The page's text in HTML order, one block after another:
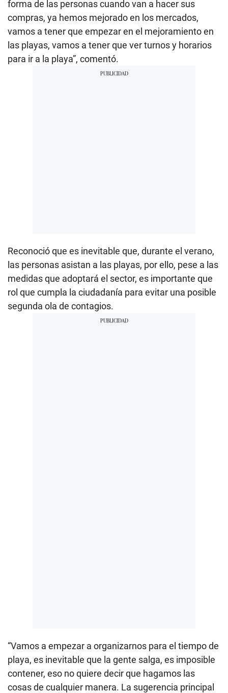
forma de las personas cuando van a hacer sus
compras, ya hemos mejorado en los mercados,
vamos a tener que empezar en el mejoramiento en
las playas, vamos a tener que ver turnos y horarios
para ir a la playa”, comentó.
Reconoció que es inevitable que, durante el verano,
las personas asistan a las playas, por ello, pese a las
medidas que adoptará el sector, es importante que
rol que cumpla la ciudadanía para evitar una posible
segunda ola de contagios.
“Vamos a empezar a organizarnos para el tiempo de
playa, es inevitable que la gente salga, es imposible
contener, eso no quiere decir que hagamos las
cosas de cualquier manera. La sugerencia principal